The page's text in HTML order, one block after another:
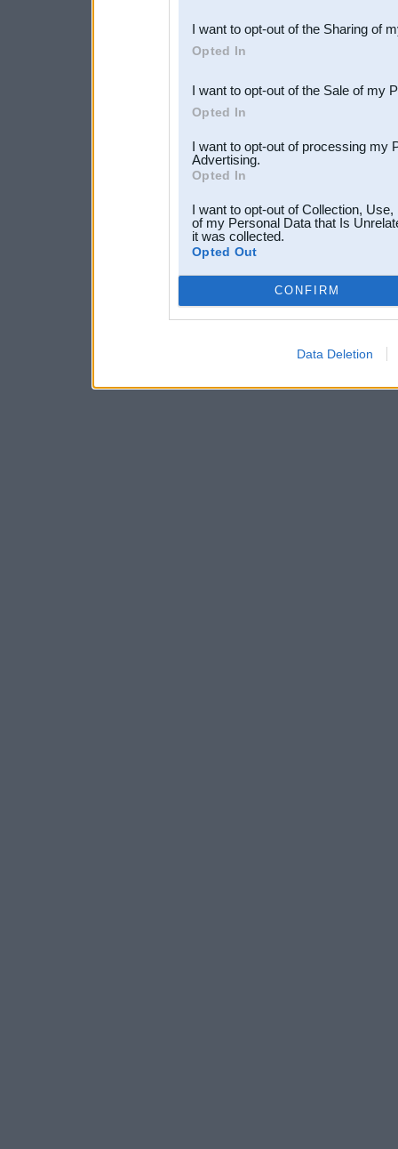
Downstream Participants
third parties.
I want to opt-out of the Sharing of
Opted In
I want to opt-out of the Sale of my
Opted In
I want to opt-out of processing my
Advertising.
Opted In
I want to opt-out of Collection,
of my Personal Data that Is
it was collected.
Opted Out
CONFIRM
Data Deletion